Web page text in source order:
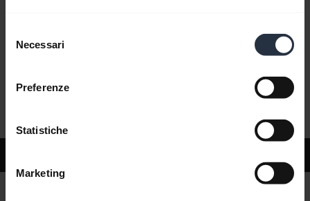
delNecessari
Preferenze
Statistiche
Marketing